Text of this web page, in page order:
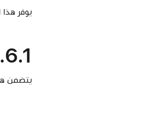
يوفر
يتضمن